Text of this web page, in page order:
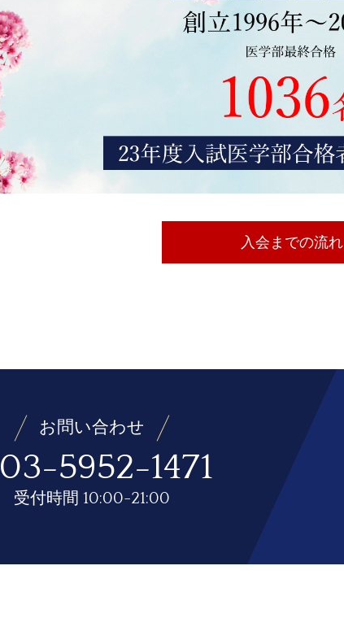
入会までの流れ
お問い合わせ
03-5952-1471
受付時間 10:00-21:00